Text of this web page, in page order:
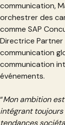
communication,
orchestrer des
comme SAP
Directrice Partner
communication
communication
événements.
“Mon ambition
intégrant
tendances